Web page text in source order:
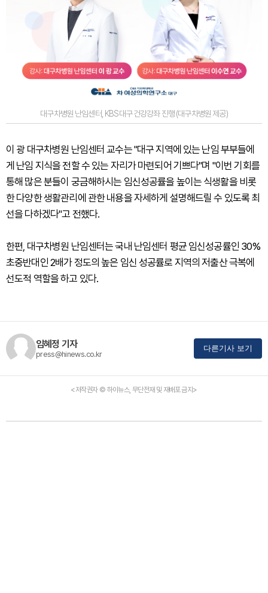
대구차병원 난임센터, KBS대구 건강강좌 진행 (대구차병원 제공)
이 광 대구차병원 난임센터 교수는 "대구 지역에 있는 난임 부부들에
게 난임 지식을 전할 수 있는 자리가 마련되어 기쁘다"며 "이번 기회를
통해 많은 분들이 궁금해하시는 임신성공률을 높이는 식생활을 비롯
한 다양한 생활관리에 관한 내용을 자세하게 설명해드릴 수 있도록 최
선을 다하겠다"고 전했다.
한편, 대구차병원 난임센터는 국내 난임센터 평균 임신성공률인 30%
초중반대인 2배가 정도의 높은 임신 성공률로 지역의 저출산 극복에
선도적 역할을 하고 있다.
임혜정 기자
press@hinews.co.kr
다른기사 보기
<저작권자 © 하이뉴스, 무단전재 및 재배포 금지>